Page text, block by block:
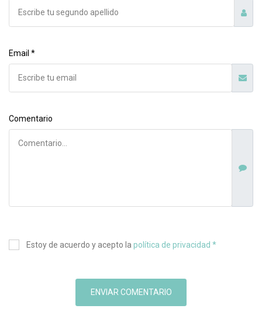
Email *
Comentario
Estoy de acuerdo y acepto la política de privacidad *
ENVIAR COMENTARIO